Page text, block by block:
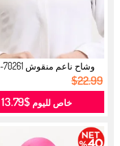
$22.99
خاص لليوم$13.79